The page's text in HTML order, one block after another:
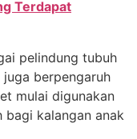
Terdapat
pelindung tubuh
berpengaruh
mulai digunakan
bagi kalangan anak